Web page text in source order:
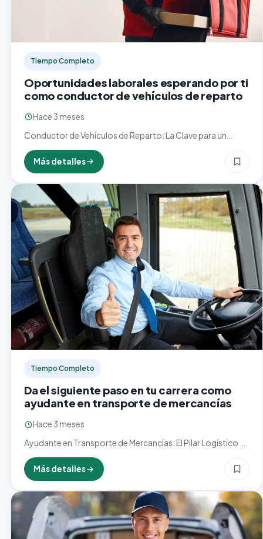
Tiempo Completo
Oportunidades laborales esperando por ti
como conductor de vehículos de reparto
Hace 3 meses
Conductor de Vehículos de Reparto: La Clave para un
Entrega Puntual y Eficiente El cargo de conductor de
vehículos de reparto es fundamental en la cadena…
Más detalles
Tiempo Completo
Da el siguiente paso en tu carrera como
ayudante en transporte de mercancías
Hace 3 meses
Ayudante en Transporte de Mercancías: El Pilar Logístico en
la Cadena de Suministro El cargo de ayudante en
transporte de mercancías es fundamental en la logística…
Más detalles